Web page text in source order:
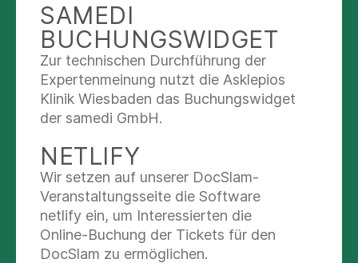
Der Autor ist bemüht, bei sämtlichen
Veröffentlichungen auf dieser Webseite die
entsprechenden Schutzrechte zu beachten. Auch
Sie haben als Nutzer der auf dieser Webseite
veröffentlichten Inhalte und bereitgestellten
Informationen die Urheber-, Namens-, Marken-,
des Autors und/oder Dritter zu beachten.
Wir weisen ausdrücklich darauf hin, dass Ihnen
allein durch die Bereitstellung der Informationen
und Abbildungen auf dieser Webseite keine
Nutzungs- oder sonstiges Schutzrechte von
SAMEDI
BUCHUNGSWIDGET
Zur technischen Durchführung der
Expertenmeinung nutzt die Asklepios
Klinik Wiesbaden das Buchungswidget
der samedi GmbH.
NETLIFY
Wir setzen auf unserer DocSlam-
Veranstaltungsseite die Software
netlify ein, um Interessierten die
Online-Buchung der Tickets für den
DocSlam zu ermöglichen.